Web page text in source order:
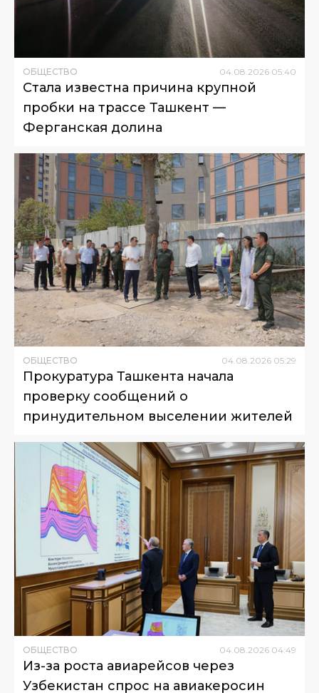
ОБЩЕСТВО 04 08 2026 05:40
Стала известна причина крупной
пробки на трассе Ташкент —
Ферганская долина
ОБЩЕСТВО 04 08 2026 05:29
Прокуратура Ташкента начала
проверку сообщений о
принудительном выселении жителей
ОБЩЕСТВО 04.08.2026 04:49
Из-за роста авиарейсов через
Узбекистан спрос на авиакеросин